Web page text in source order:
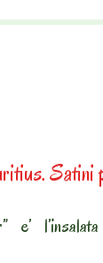
Satini
e’